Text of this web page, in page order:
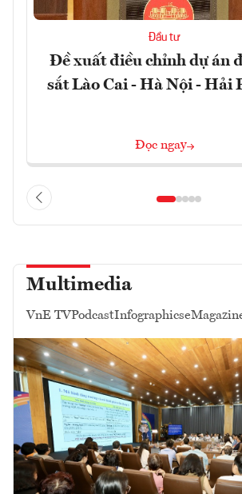
Đầu tư
Đề xuất điều chỉnh dự án
sắt Lào Cai - Hà Nội - Hải
Đọc ngay
Multimedia
VnE TVPodcastInfographics